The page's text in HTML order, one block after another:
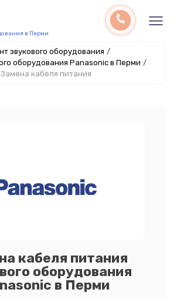
в Перми
звукового оборудования /
оборудования Panasonic в Перми /
Замена кабеля питания
кабеля питания
оборудования
в Перми